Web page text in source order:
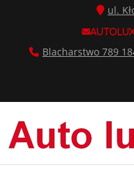
ul.
Blacharstwo 789